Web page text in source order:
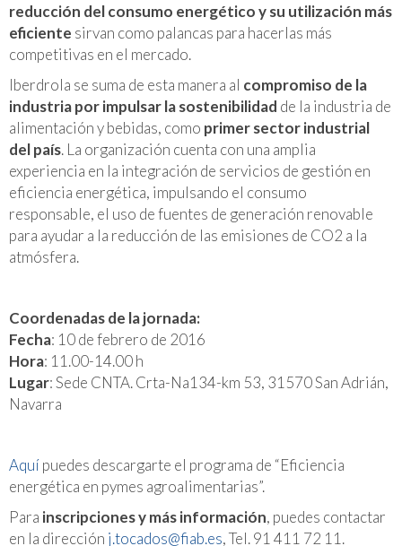
reducción del consumo energético y su utilización más
eficiente sirvan como palancas para hacerlas más
competitivas en el mercado.
Iberdrola se suma de esta manera al compromiso de la
industria por impulsar la sostenibilidad de la industria de
alimentación y bebidas, como primer sector industrial
del país. La organización cuenta con una amplia
experiencia en la integración de servicios de gestión en
eficiencia energética, impulsando el consumo
responsable, el uso de fuentes de generación renovable
para ayudar a la reducción de las emisiones de CO2 a la
atmósfera.
Coordenadas de la jornada:
Fecha: 10 de febrero de 2016
Hora: 11.00-14.00 h
Lugar: Sede CNTA. Crta-Na134-km 53, 31570 San Adrián,
Navarra
Aquípuedes descargarte el programa de “Eficiencia
energética en pymes agroalimentarias”.
Para inscripciones y más información, puedes contactar
en la dirección j.tocados@fiab.es, Tel. 91 411 72 11.